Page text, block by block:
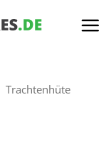
Trachtenhüte